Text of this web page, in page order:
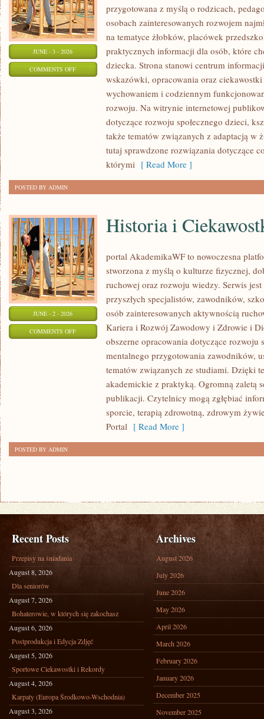
JUNE - 3 - 2026
COMMENTS OFFON
przygotowana z myślą o rodzicach,
osobach zainteresowanych rozwojem
na tematyce żłobków, placówek
praktycznych informacji dla osób, które
dziecka. Strona stanowi centrum
wskazówki, opracowania oraz
wychowaniem i codziennym
rozwoju. Na witrynie internetowej
dotyczące rozwoju społecznego dzieci,
także tematów związanych z adaptacją w
tutaj sprawdzone rozwiązania dotyczące
którymi [ Read More ]
POSTED BY ADMIN
JUNE - 2 - 2026
COMMENTS OFFON
CIEKAWOSTKI
Historia i
portal AkademikaWF to nowoczesna
stworzona z myślą o kulturze fizycznej,
ruchowej oraz rozwoju wiedzy. Serwis
przyszłych specjalistów, zawodników,
osób zainteresowanych aktywnością
Kariera i Rozwój Zawodowy i Zdrowie i
obszerne opracowania dotyczące rozwoju
mentalnego przygotowania zawodników,
tematów związanych ze studiami. Dzięki
akademickie z praktyką. Ogromną zaletą
publikacji. Czytelnicy mogą zgłębiać
sporcie, terapią zdrowotną, zdrowym
Portal [ Read More ]
POSTED BY ADMIN
Recent Posts
Przepisy na śniadania
August 8, 2026
Dla seniorów
August 7, 2026
Bohaterowie, w których się zakochasz
August 6, 2026
Postprodukcja i Edycja Zdjęć
August 5, 2026
Sportowe Ciekawostki i Rekordy
August 4, 2026
Karpaty (Europa Środkowo-Wschodnia)
August 3, 2026
Archives
August 2026
July 2026
June 2026
May 2026
April 2026
March 2026
February 2026
January 2026
December 2025
November 2025